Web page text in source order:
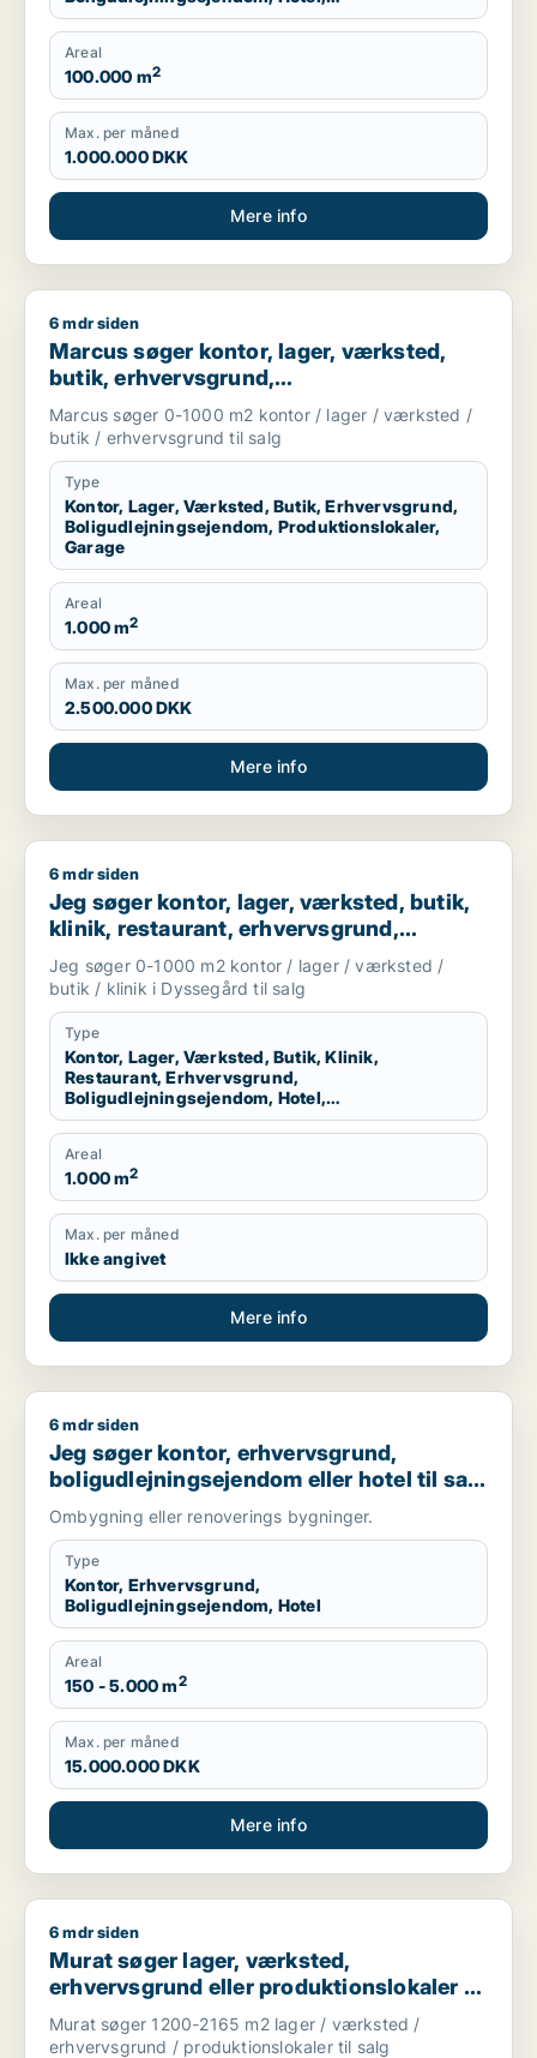
Produktionslokaler, Garage
Areal
100.000 m2
Max. per måned
1.000.000 DKK
Mere info
Marcus søger kontor, lager, værksted, butik,
6 mdr siden
Marcus søger kontor, lager, værksted,
butik, erhvervsgrund,
boligudlejningsejendom,
produktionslokaler eller garage til salg i
Storkøbenhavn
Marcus søger 0-1000 m2 kontor / lager / værksted /
butik / erhvervsgrund til salg
Type
Kontor, Lager, Værksted, Butik, Erhvervsgrund,
Boligudlejningsejendom, Produktionslokaler,
Garage
Areal
1.000 m2
Max. per måned
2.500.000 DKK
Mere info
Jeg søger kontor, lager, værksted, butik, klinik, restaurant,
6 mdr siden
Jeg søger kontor, lager, værksted, butik,
klinik, restaurant, erhvervsgrund,
boligudlejningsejendom, hotel,
produktionslokaler eller garage til salg i
Dyssegård
Jeg søger 0-1000 m2 kontor / lager / værksted /
butik / klinik i Dyssegård til salg
Type
Kontor, Lager, Værksted, Butik, Klinik,
Restaurant, Erhvervsgrund,
Boligudlejningsejendom, Hotel,
Produktionslokaler, Garage
Areal
1.000 m2
Max. per måned
Ikke angivet
Mere info
Jeg søger kontor, erhvervsgrund, boligudlejningsejendom
6 mdr siden
Jeg søger kontor, erhvervsgrund,
boligudlejningsejendom eller hotel til salg
i København K
Ombygning eller renoverings bygninger.
Type
Kontor, Erhvervsgrund,
Boligudlejningsejendom, Hotel
Areal
150 - 5.000 m2
Max. per måned
15.000.000 DKK
Mere info
Murat søger lager, værksted, erhvervsgrund eller
6 mdr siden
Murat søger lager, værksted,
erhvervsgrund eller produktionslokaler til
salg i Albertslund, Vallensbæk eller Høje
Taastrup m.fl.
Murat søger 1200-2165 m2 lager / værksted /
erhvervsgrund / produktionslokaler til salg